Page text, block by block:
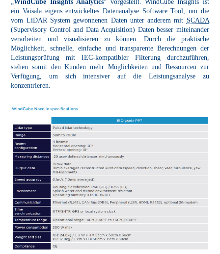
WindCube Insights Analytics“ vorgestellt. WindCube Insights ist
ein Vaisala eigens entwickeltes Datenanalyse Software Tool, um die
vom LiDAR System gewonnenen Daten unter anderem mit SCADA
(Supervisory Control and Data Acquisition) Daten besser miteinander
verarbeiten und visualisieren zu können. Durch die praktische
Möglichkeit, schnelle, einfache und transparente Berechnungen der
Leistungsprüfung mit IEC-kompatibler Filterung durchzuführen,
stehen somit den Kunden mehr Möglichkeiten und Ressourcen zur
Verfügung, um sich intensiver auf die Leistungsanalyse zu
konzentrieren.